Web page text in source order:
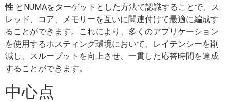
性 とNUMAをターゲットとした方法で認識することで、ス
レッド、コア、メモリーを互いに関連付けて最適に編成す
ることができます。これにより、多くのアプリケーション
を使用するホスティング環境において、レイテンシーを削
減し、スループットを向上させ、一貫した応答時間を達成
することができます。.
中心点